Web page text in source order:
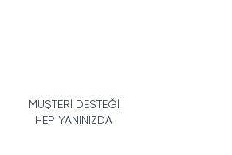
MÜŞTERİ DESTEĞİ
HEP YANINIZDA